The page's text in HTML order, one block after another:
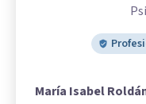
María Isabel